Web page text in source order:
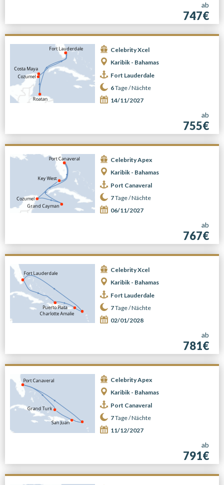
ab
747€
Celebrity Xcel
Karibik - Bahamas
Fort Lauderdale
6Tage /Nächte
14/11/2027
ab
755€
Celebrity Apex
Karibik - Bahamas
Port Canaveral
7Tage /Nächte
06/11/2027
ab
767€
Celebrity Xcel
Karibik - Bahamas
Fort Lauderdale
7Tage /Nächte
02/01/2028
ab
781€
Celebrity Apex
Karibik - Bahamas
Port Canaveral
7Tage /Nächte
11/12/2027
ab
791€